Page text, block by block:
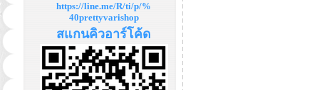
https://line.me/R/ti/p/%
40prettyvarishop
สแกนคิวอาร์โค้ด